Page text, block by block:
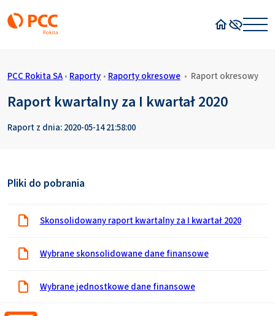
PCC Rokita SA • Raporty • Raporty okresowe • Raport okresowy
Raport kwartalny za I kwartał 2020
Raport z dnia: 2020-05-14 21:58:00
Pliki do pobrania
Skonsolidowany raport kwartalny za I kwartał 2020
Wybrane skonsolidowane dane finansowe
Wybrane jednostkowe dane finansowe